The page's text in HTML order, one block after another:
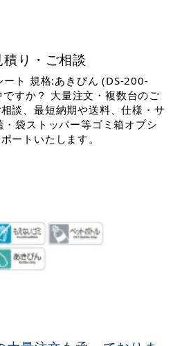
り・ご相談
ート 規格:あきびん (DS-200-
すか？ 大量注文・複数台のご
談、最短納期や送料、仕様・サ
袋ストッパー等ゴミ箱オプシ
ートいたします。